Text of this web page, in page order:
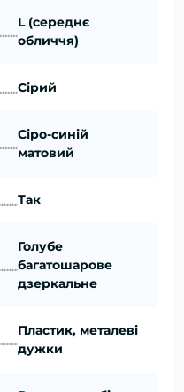
L (середнє
обличчя)
Сірий
Сіро-синій
матовий
Так
Голубе
багатошарове
дзеркальне
Пластик, металеві
дужки